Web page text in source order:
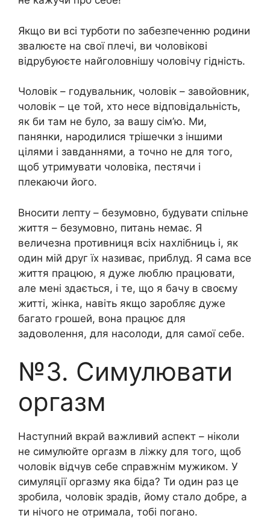
Якщо ви всі турботи по забезпеченню родини
звалюєте на свої плечі, ви чоловікові
відрубуюєте найголовнішу чоловічу гідність.
Чоловік – годувальник, чоловік – завойовник,
чоловік – це той, хто несе відповідальність,
як би там не було, за вашу сім’ю. Ми,
панянки, народилися трішечки з іншими
цілями і завданнями, а точно не для того,
щоб утримувати чоловіка, пестячи і
плекаючи його.
Вносити лепту – безумовно, будувати спільне
життя – безумовно, питань немає. Я
величезна противниця всіх нахлібниць і, як
один мій друг їх називає, приблуд. Я сама все
життя працюю, я дуже люблю працювати,
але мені здається, і те, що я бачу в своєму
житті, жінка, навіть якщо заробляє дуже
багато грошей, вона працює для
задоволення, для насолоди, для самої себе.
№3. Симулювати
оргазм
Наступний вкрай важливий аспект – ніколи
не симулюйте оргазм в ліжку для того, щоб
чоловік відчув себе справжнім мужиком. У
симуляції оргазму яка біда? Ти один раз це
зробила, чоловік зрадів, йому стало добре, а
ти нічого не отримала, тобі погано.